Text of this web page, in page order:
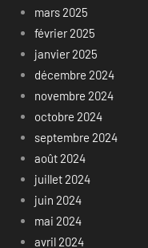
mars 2025
février 2025
janvier 2025
décembre 2024
novembre 2024
octobre 2024
septembre 2024
août 2024
juillet 2024
juin 2024
mai 2024
avril 2024